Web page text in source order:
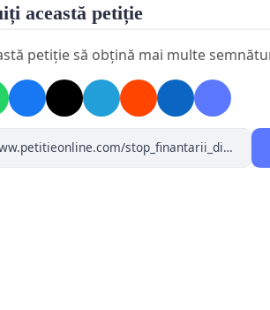
2^1 şi 2^2, art.45, art.48 şi 48^1,
specializat pentru
din art.52 alin.2.
vă mai solicităm să vă
constituţionale ca, din toate actele
această petiție
petiție să obțină mai multe